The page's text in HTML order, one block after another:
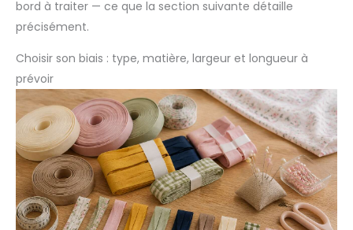
bord à traiter — ce que la section suivante détaille
précisément.
Choisir son biais : type, matière, largeur et longueur à
prévoir